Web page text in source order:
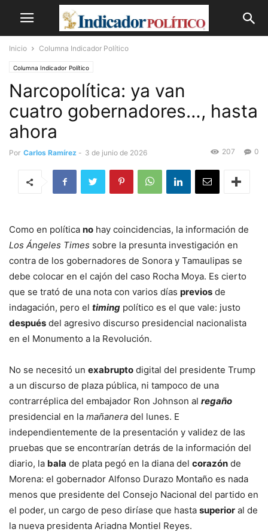
Inicio Columna Indicador Político
Columna Indicador Político
Narcopolítica: ya van
cuatro gobernadores…, hasta
ahora
Por Carlos Ramírez - 3 de junio de 2026 0
207
Como en política no hay coincidencias, la información de
Los Ángeles Times sobre la presunta investigación en
contra de los gobernadores de Sonora y Tamaulipas se
debe colocar en el cajón del caso Rocha Moya. Es cierto
que se trató de una nota con varios días previos de
indagación, pero el timing político es el que vale: justo
después del agresivo discurso presidencial nacionalista
en el Monumento a la Revolución.
No se necesitó un exabrupto digital del presidente Trump
a un discurso de plaza pública, ni tampoco de una
contrarréplica del embajador Ron Johnson al regaño
presidencial en la mañanera del lunes. E
independientemente de la presentación y validez de las
pruebas que se encontrarían detrás de la información del
diario, la bala de plata pegó en la diana del corazón de
Morena: el gobernador Alfonso Durazo Montaño es nada
menos que presidente del Consejo Nacional del partido en
el poder, un cargo de peso diríase que hasta superior al de
la nueva presidenta Ariadna Montiel Reyes.